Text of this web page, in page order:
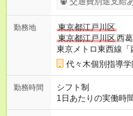
務です ◎大学受験
用形態、給与は本採
勤務地
東京都江戸川区
東京都江戸川区西
東京メトロ東西線「
代々木個別指導
勤務時間
シフト制
1日あたりの実働時
◆ 17:00~21:30 ◆